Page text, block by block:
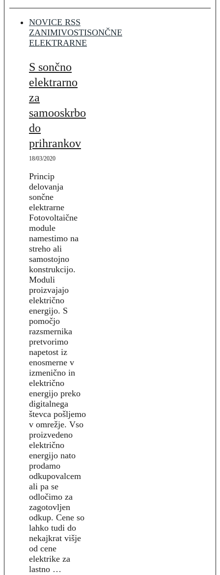
NOVICE RSS
ZANIMIVOSTISONČNE
ELEKTRARNE
S sončno
elektrarno
za
samooskrbo
do
prihrankov
18/03/2020
Princip
delovanja
sončne
elektrarne
Fotovoltaične
module
namestimo na
streho ali
samostojno
konstrukcijo.
Moduli
proizvajajo
električno
energijo. S
pomočjo
razsmernika
pretvorimo
napetost iz
enosmerne v
izmenično in
električno
energijo preko
digitalnega
števca pošljemo
v omrežje. Vso
proizvedeno
električno
energijo nato
prodamo
odkupovalcem
ali pa se
odločimo za
zagotovljen
odkup. Cene so
lahko tudi do
nekajkrat višje
od cene
elektrike za
lastno …